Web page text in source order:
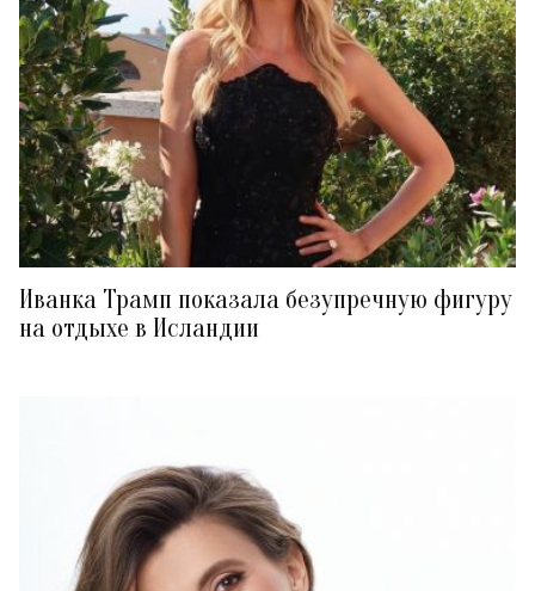
Иванка Трамп показала безупречную фигуру
на отдыхе в Исландии